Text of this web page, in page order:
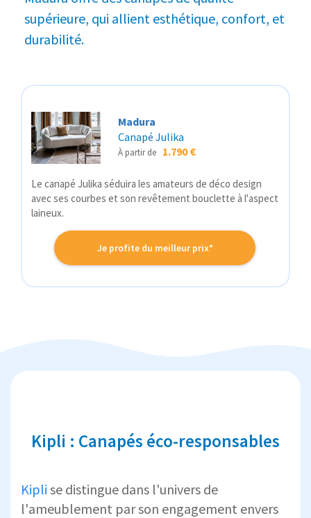
supérieure, qui allient esthétique, confort, et
durabilité.
Madura
Canapé Julika
À partir de 1.790 €
Le canapé Julika séduira les amateurs de déco design
avec ses courbes et son revêtement bouclette à l'aspect
laineux.
Je profite du meilleur prix*
Kipli : Canapés éco-responsables
Kipli se distingue dans l'univers de
l'ameublement par son engagement envers